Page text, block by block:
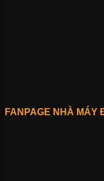
FANPAGE NHÀ MÁY